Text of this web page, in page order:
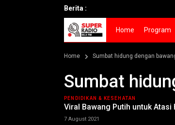
Berita :
Home Program
Home Sumbat hidung dengan
Sumbat
PENDIDIKAN & KESEHATAN
Viral Bawang Putih untuk
7 August 2021